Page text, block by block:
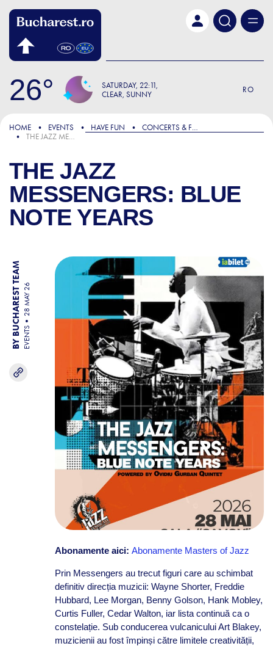
26 SATURDAY 22:11
CLEAR, SUNNY
RO
HOME EVENTS HAVE FUN
CONCERTS & FESTIVALS
THE JAZZ MESSENGERS: BLUE NOTE YEARS
THE JAZZ
MESSENGERS: BLUE
NOTE YEARS
BY BUCHAREST TEAM EVENTS
28 MAY 26
Abonamente aici: Abonamente Masters of Jazz
Prin Messengers au trecut figuri care au schimbat
definitiv direcția muzicii: Wayne Shorter, Freddie
Hubbard, Lee Morgan, Benny Golson, Hank Mobley,
Curtis Fuller, Cedar Walton, iar lista continuă ca o
constelație. Sub conducerea vulcanicului Art Blakey,
muzicienii au fost împinși către limitele creativității,